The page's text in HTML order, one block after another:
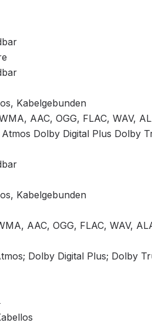
Kabelgebunden
AAC, OGG, FLAC, WAV,
Dolby Digital Plus Dolby
Kabelgebunden
AAC, OGG, FLAC, WAV,
Dolby Digital Plus; Dolby